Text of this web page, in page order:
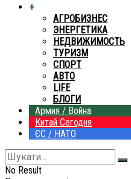
+
АГРОБИЗНЕС
ЭНЕРГЕТИКА
НЕДВИЖИМОСТЬ
ТУРИЗМ
СПОРТ
АВТО
LIFE
БЛОГИ
Армия / Война
Китай Сегодня
ЄС / НАТО
No Result